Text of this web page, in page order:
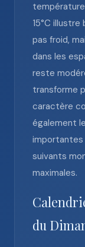
15°C illustre
pas froid,
dans les
reste
transforme
caractère
également
importantes
suivants
maximales.
du